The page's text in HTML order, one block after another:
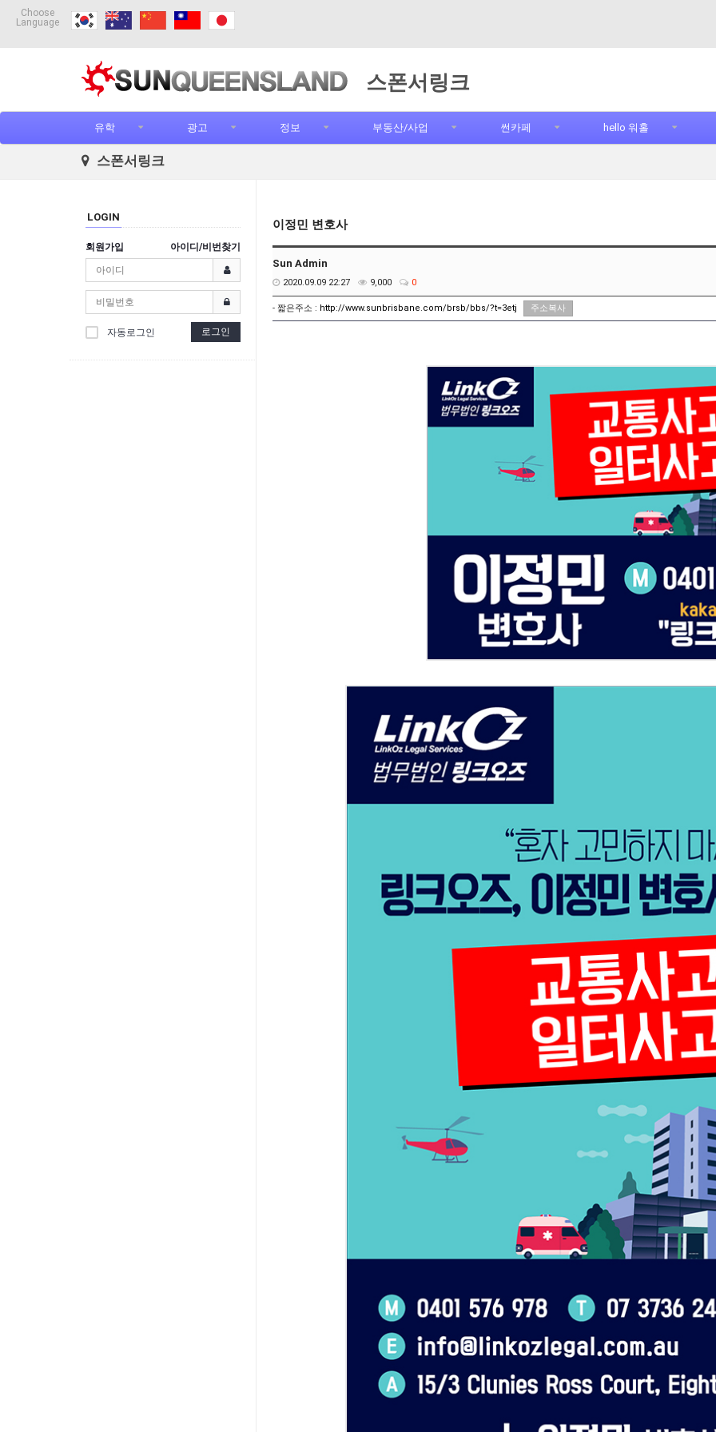
Choose
Language
스폰서링크
유학 광고 정보 부동산/사업 썬카페 hello 워홀
스폰서링크
LOGIN
회원가입 아이디/비번찾기
자동로그인 로그인
이정민 변호사
Sun Admin
2020.09.09 22:27 9,000 0
- 짧은주소 : http://www.sunbrisbane.com/brsb/bbs/?t=3etj 주소복사